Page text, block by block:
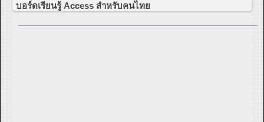
บอร์ดเรียนรู้ Access สำหรับคนไทย